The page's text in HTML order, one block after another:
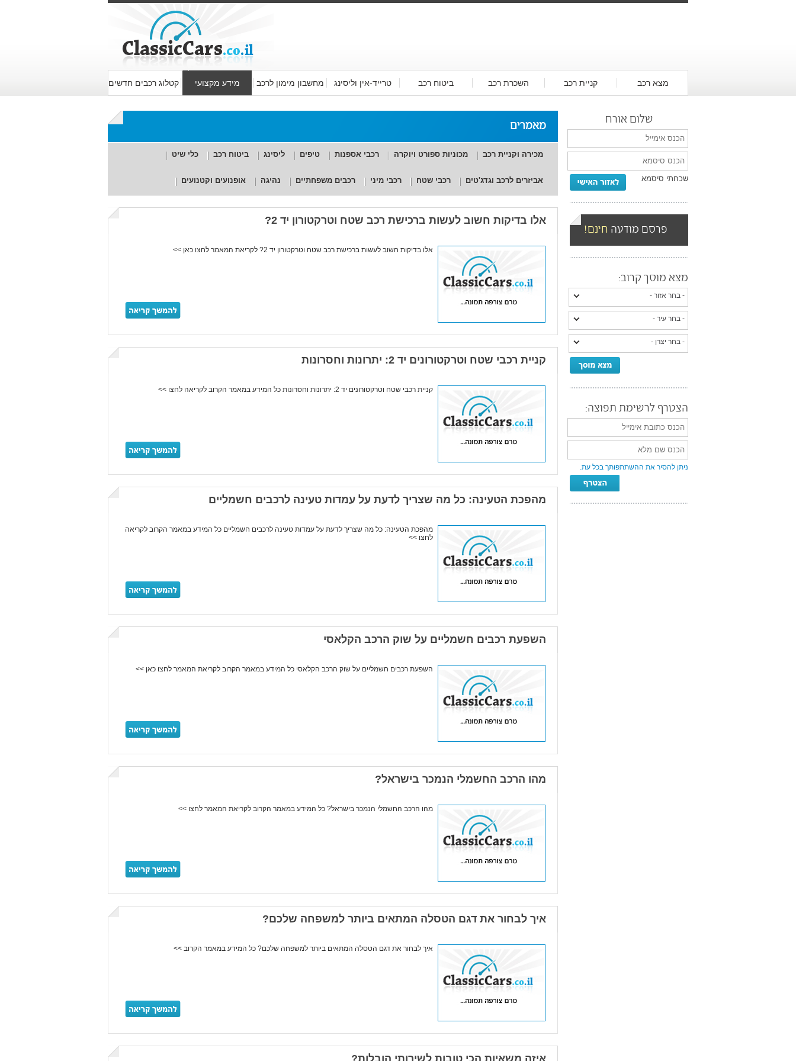
מצא רכב קניית רכב השכרת רכב ביטוח רכב טרייד-אין וליסינג מחשבון מימון לרכב מידע מקצועי קטלוג רכבים חדשים
שלום אורח
שכחתי סיסמא
פרסם מודעה חינם!
מצא מוסך קרוב:
הצטרף לרשימת תפוצה:
ניתן להסיר את ההשתתפותך בכל עת.
מאמרים
מכירה וקניית רכב מכוניות ספורט ויוקרה רכבי אספנות טיפים ליסינג ביטוח רכב כלי שיט
אביזרים לרכב וגדג'טים רכבי שטח רכבי מיני רכבים משפחתיים נהיגה אופנועים וקטנועים
אלו בדיקות חשוב לעשות ברכישת רכב שטח וטרקטורון יד 2?
אלו בדיקות חשוב לעשות ברכישת רכב שטח וטרקטורון יד 2? לקריאת המאמר לחצו כאן >>
קניית רכבי שטח וטרקטורונים יד 2: יתרונות וחסרונות
קניית רכבי שטח וטרקטורונים יד 2: יתרונות וחסרונות כל המידע במאמר הקרוב לקריאה לחצו >>
מהפכת הטעינה: כל מה שצריך לדעת על עמדות טעינה לרכבים חשמליים
מהפכת הטעינה: כל מה שצריך לדעת על עמדות טעינה לרכבים חשמליים כל המידע במאמר הקרוב לקריאה
לחצו >>
השפעת רכבים חשמליים על שוק הרכב הקלאסי
השפעת רכבים חשמליים על שוק הרכב הקלאסי כל המידע במאמר הקרוב לקריאת המאמר לחצו כאן >>
מהו הרכב החשמלי הנמכר בישראל?
מהו הרכב החשמלי הנמכר בישראל? כל המידע במאמר הקרוב לקריאת המאמר לחצו >>
איך לבחור את דגם הטסלה המתאים ביותר למשפחה שלכם?
איך לבחור את דגם הטסלה המתאים ביותר למשפחה שלכם? כל המידע במאמר הקרוב >>
איזה משאיות הכי טובות לשירותי הובלות?